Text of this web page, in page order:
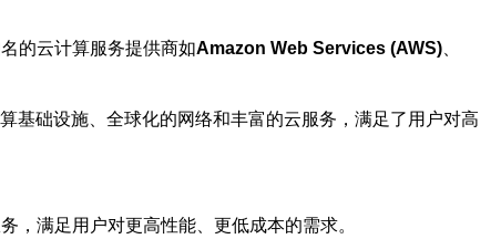
的云计算服务提供商如Amazon Web Services (AWS)
基础设施、全球化的网络和丰富的云服务，满足了用户对高
，满足用户对更高性能、更低成本的需求。